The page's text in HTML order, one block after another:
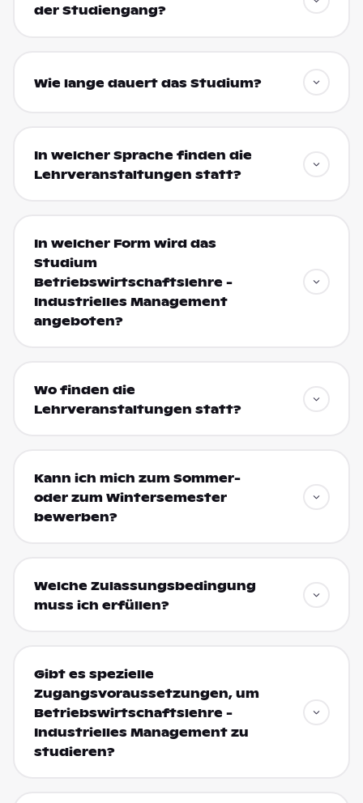
der Studiengang?
Wie lange dauert das Studium?
In welcher Sprache finden die
Lehrveranstaltungen statt?
In welcher Form wird das
Studium
Betriebswirtschaftslehre -
Industrielles Management
angeboten?
Wo finden die
Lehrveranstaltungen statt?
Kann ich mich zum Sommer-
oder zum Wintersemester
bewerben?
Welche Zulassungsbedingung
muss ich erfüllen?
Gibt es spezielle
Zugangsvoraussetzungen, um
Betriebswirtschaftslehre -
Industrielles Management zu
studieren?